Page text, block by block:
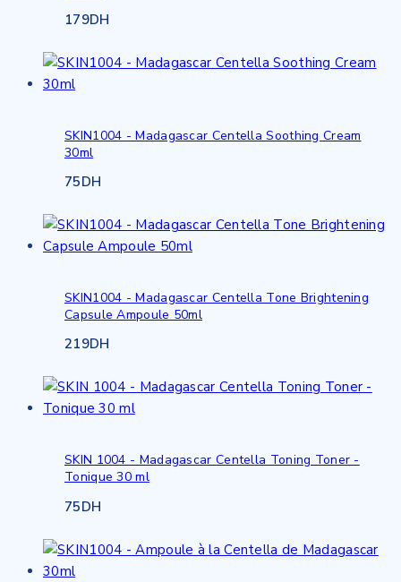
179DH
SKIN1004 - Madagascar Centella Soothing Cream
30ml
75DH
SKIN1004 - Madagascar Centella Tone Brightening
Capsule Ampoule 50ml
219DH
SKIN 1004 - Madagascar Centella Toning Toner -
Tonique 30 ml
75DH